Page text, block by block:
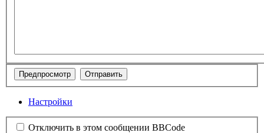
Настройки
Отключить в этом сообщении BBCode